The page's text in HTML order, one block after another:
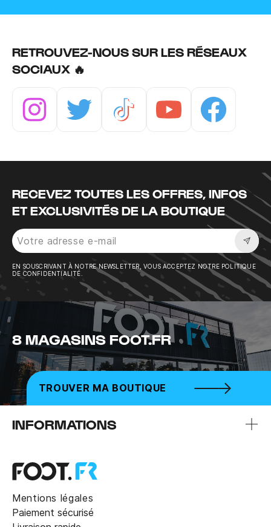
RETROUVEZ-NOUS SUR LES RÉSEAUX
SOCIAUX 🔥
RECEVEZ TOUTES LES OFFRES, INFOS
ET EXCLUSIVITÉS DE LA BOUTIQUE
EN SOUSCRIVANT À NOTRE NEWSLETTER, VOUS ACCEPTEZ NOTRE POLITIQUE
DE CONFIDENTIALITÉ.
8 MAGASINS FOOT.FR
TROUVER MA BOUTIQUE
INFORMATIONS
Mentions légales
Paiement sécurisé